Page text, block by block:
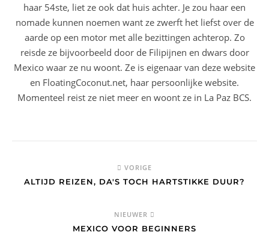
haar 54ste, liet ze ook dat huis achter. Je zou haar een
nomade kunnen noemen want ze zwerft het liefst over de
aarde op een motor met alle bezittingen achterop. Zo
reisde ze bijvoorbeeld door de Filipijnen en dwars door
Mexico waar ze nu woont. Ze is eigenaar van deze website
en FloatingCoconut.net, haar persoonlijke website.
Momenteel reist ze niet meer en woont ze in La Paz BCS.
VORIGE
ALTIJD REIZEN, DA'S TOCH HARTSTIKKE DUUR?
NIEUWER
MEXICO VOOR BEGINNERS